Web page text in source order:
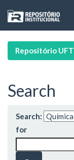
navigation
Repositório UFT
Search
Search:
for